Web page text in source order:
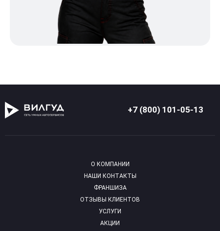
+7 (800) 101-05-13
О КОМПАНИИ
НАШИ КОНТАКТЫ
ФРАНШИЗА
ОТЗЫВЫ КЛИЕНТОВ
УСЛУГИ
АКЦИИ